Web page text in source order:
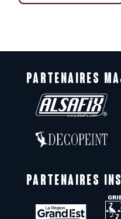
PARTENAIRES
PARTENAIRES